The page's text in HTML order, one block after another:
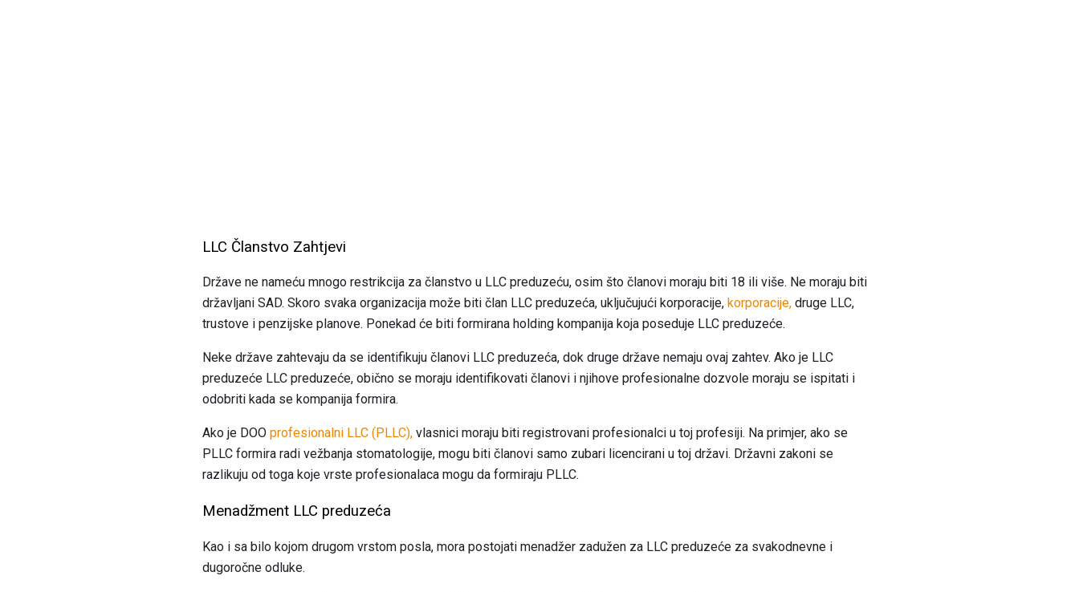
LLC Članstvo Zahtjevi
Države ne nameću mnogo restrikcija za članstvo u LLC preduzeću, osim što članovi moraju biti 18 ili više. Ne moraju biti
državljani SAD. Skoro svaka organizacija može biti član LLC preduzeća, uključujući korporacije, korporacije, druge LLC,
trustove i penzijske planove. Ponekad će biti formirana holding kompanija koja poseduje LLC preduzeće.
Neke države zahtevaju da se identifikuju članovi LLC preduzeća, dok druge države nemaju ovaj zahtev. Ako je LLC
preduzeće LLC preduzeće, obično se moraju identifikovati članovi i njihove profesionalne dozvole moraju se ispitati i
odobriti kada se kompanija formira.
Ako je DOO profesionalni LLC (PLLC), vlasnici moraju biti registrovani profesionalci u toj profesiji. Na primjer, ako se
PLLC formira radi vežbanja stomatologije, mogu biti članovi samo zubari licencirani u toj državi. Državni zakoni se
razlikuju od toga koje vrste profesionalaca mogu da formiraju PLLC.
Menadžment LLC preduzeća
Kao i sa bilo kojom drugom vrstom posla, mora postojati menadžer zadužen za LLC preduzeće za svakodnevne i
dugoročne odluke.